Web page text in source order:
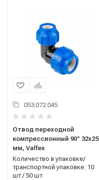
053.072.045
Отвод переходной
компрессионный 90° 32x25
мм, Valfex
Количество в упаковке/
транспортной упаковке: 10
шт / 50 шт